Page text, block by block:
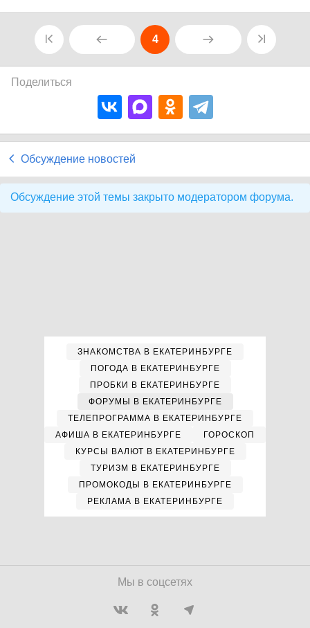
4
Поделиться
Обсуждение новостей
Обсуждение этой темы закрыто модератором форума.
ЗНАКОМСТВА В ЕКАТЕРИНБУРГЕ
ПОГОДА В ЕКАТЕРИНБУРГЕ
ПРОБКИ В ЕКАТЕРИНБУРГЕ
ФОРУМЫ В ЕКАТЕРИНБУРГЕ
ТЕЛЕПРОГРАММА В ЕКАТЕРИНБУРГЕ
АФИША В ЕКАТЕРИНБУРГЕ
ГОРОСКОП
КУРСЫ ВАЛЮТ В ЕКАТЕРИНБУРГЕ
ТУРИЗМ В ЕКАТЕРИНБУРГЕ
ПРОМОКОДЫ В ЕКАТЕРИНБУРГЕ
РЕКЛАМА В ЕКАТЕРИНБУРГЕ
Мы в соцсетях